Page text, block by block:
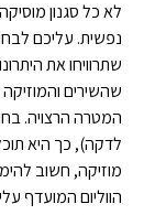
לא כל סגנון
נפשית. עליכם
שתרוויחו את
שהשירים
לדקה), כך היא
מוזיקה, חשוב
הווליום המועדף